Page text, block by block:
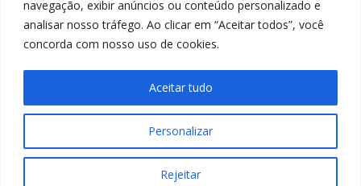
navegação, exibir anúncios ou conteúdo personalizado e
analisar nosso tráfego. Ao clicar em “Aceitar todos”, você
concorda com nosso uso de cookies.
Personalizar
Rejeitar
Aceitar tudo
Todos os direitos reservados ao Informe Blumenau